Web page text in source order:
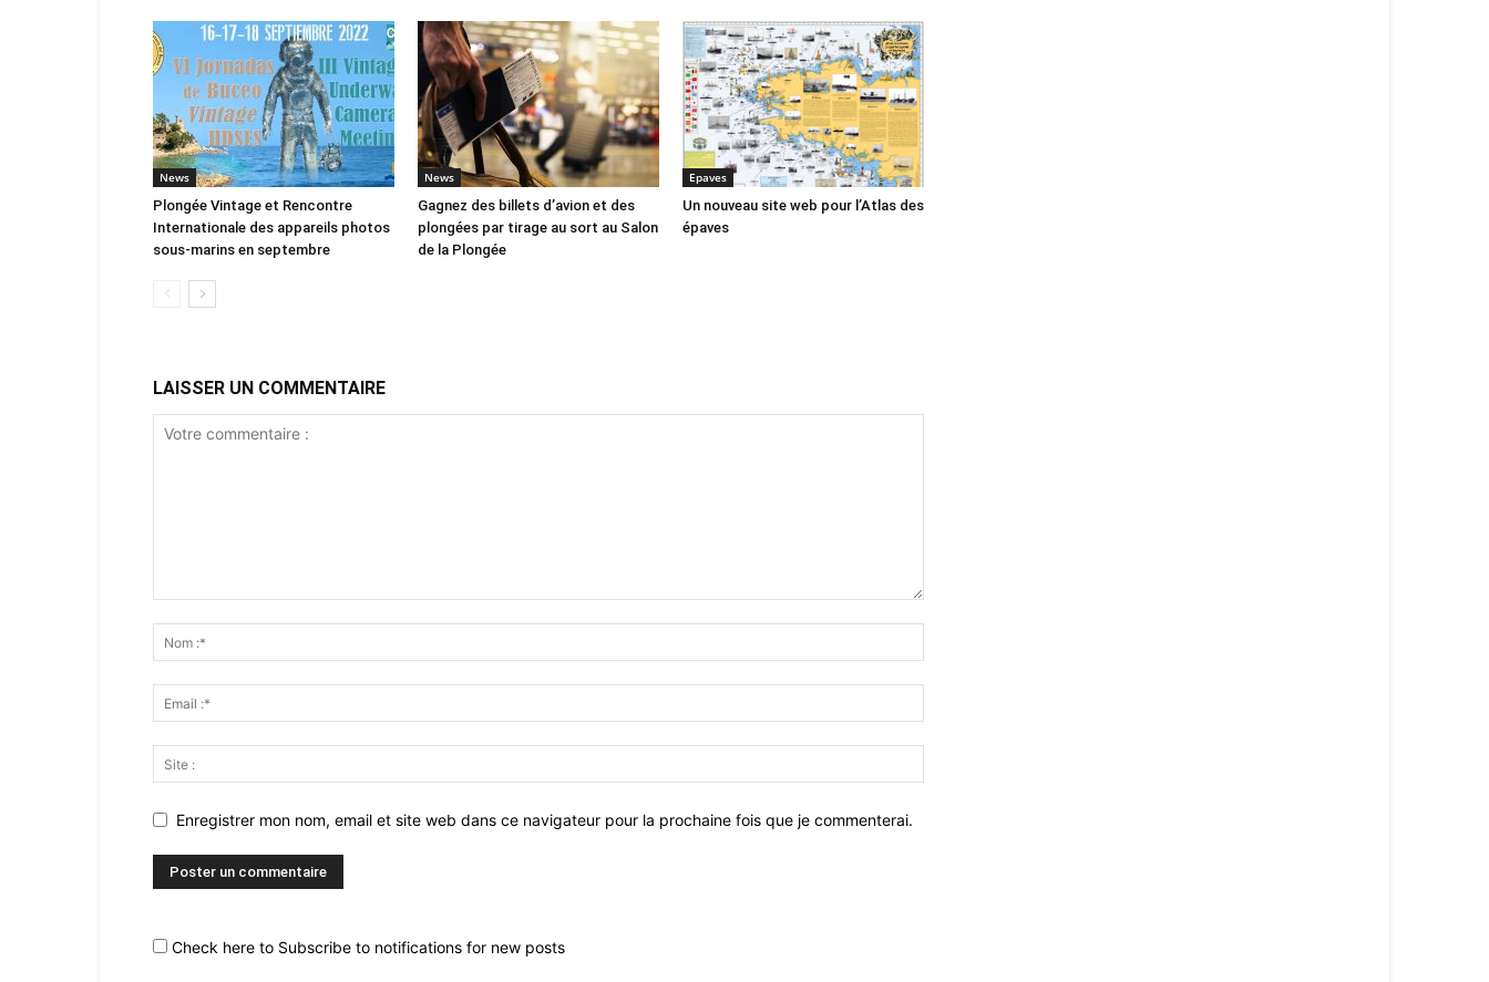
News
Plongée Vintage et Rencontre
Internationale des appareils photos
sous-marins en septembre
News
Gagnez des billets d’avion et des
plongées par tirage au sort au Salon
de la Plongée
Epaves
Un nouveau site web pour l’Atlas des
épaves
LAISSER UN COMMENTAIRE
Enregistrer mon nom, email et site web dans ce navigateur pour la prochaine fois que je commenterai.
Check here to Subscribe to notifications for new posts